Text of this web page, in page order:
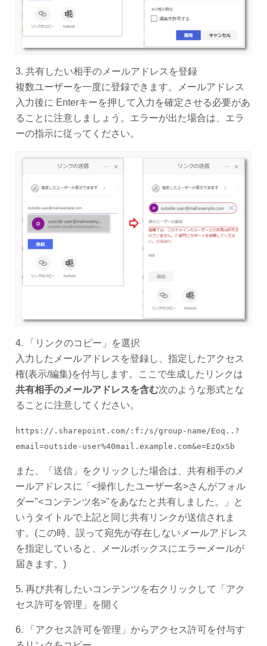
3. 共有したい相手のメールアドレスを登録
複数ユーザーを一度に登録できます。メールアドレス
入力後に Enterキーを押して入力を確定させる必要があ
ることに注意しましょう。エラーが出た場合は、エラ
ーの指示に従ってください。
4. 「リンクのコピー」を選択
入力したメールアドレスを登録し、指定したアクセス
権(表示/編集)を付与します。ここで生成したリンクは
共有相手のメールアドレスを含む次のような形式とな
ることに注意してください。
https://.sharepoint.com/:f:/s/group-name/Eoq..?
email=outside-user%40mail.example.com&e=EzQxSb
また、「送信」をクリックした場合は、共有相手のメ
ールアドレスに「<操作したユーザー名>さんがフォル
ダー"<コンテンツ名>"をあなたと共有しました。」と
いうタイトルで上記と同じ共有リンクが送信されま
す。(この時、誤って宛先が存在しないメールアドレス
を指定していると、メールボックスにエラーメールが
届きます。)
5. 再び共有したいコンテンツを右クリックして「アク
セス許可を管理」を開く
6. 「アクセス許可を管理」からアクセス許可を付与す